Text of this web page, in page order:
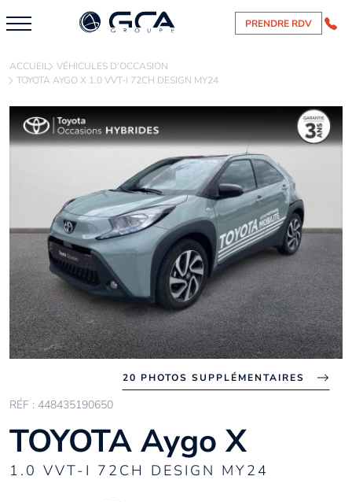
PRENDRE RDV
ACCUEIL VÉHICULES D'OCCASION
TOYOTA AYGO X 1.0 VVT-I 72CH DESIGN MY24
20 PHOTOS SUPPLÉMENTAIRES
RÉF : 448435190650
TOYOTA Aygo X
1.0 VVT-I 72CH DESIGN MY24